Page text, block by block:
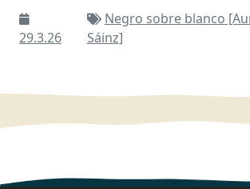
29.3.26
Negro sobre blanco
Sáinz]